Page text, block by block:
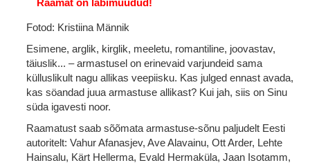
Raamat on läbimüüdud!
Fotod: Kristiina Männik
Esimene, arglik, kirglik, meeletu, romantiline, joovastav,
täiuslik... – armastusel on erinevaid varjundeid sama
külluslikult nagu allikas veepiisku. Kas julged ennast avada,
kas söandad juua armastuse allikast? Kui jah, siis on Sinu
süda igavesti noor.
Raamatust saab sõõmata armastuse-sõnu paljudelt Eesti
autoritelt: Vahur Afanasjev, Ave Alavainu, Ott Arder, Lehte
Hainsalu, Kärt Hellerma, Evald Hermaküla, Jaan Isotamm,